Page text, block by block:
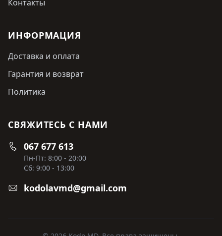
Контакты
ИНФОРМАЦИЯ
Доставка и оплата
Гарантия и возврат
Политика
СВЯЖИТЕСЬ С НАМИ
067 677 613
Пн-Пт: 8:00 - 20:00
Сб: 9:00 - 13:00
kodolavmd@gmail.com